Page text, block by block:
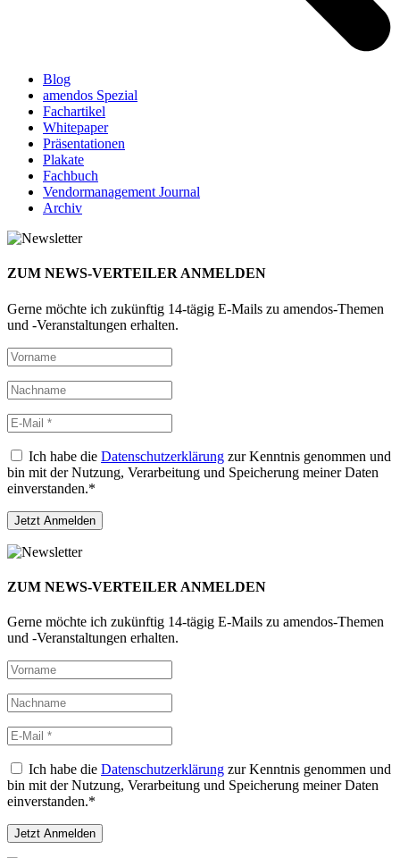
Blog
amendos Spezial
Fachartikel
Whitepaper
Präsentationen
Plakate
Fachbuch
Vendormanagement Journal
Archiv
ZUM NEWS-VERTEILER ANMELDEN
Gerne möchte ich zukünftig 14-tägig E-Mails zu amendos-Themen
und -Veranstaltungen erhalten.
Ich habe die Datenschutzerklärung zur Kenntnis genommen und
bin mit der Nutzung, Verarbeitung und Speicherung meiner Daten
einverstanden.*
ZUM NEWS-VERTEILER ANMELDEN
Gerne möchte ich zukünftig 14-tägig E-Mails zu amendos-Themen
und -Veranstaltungen erhalten.
Ich habe die Datenschutzerklärung zur Kenntnis genommen und
bin mit der Nutzung, Verarbeitung und Speicherung meiner Daten
einverstanden.*